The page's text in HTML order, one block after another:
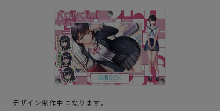
デザイン制作中になります。